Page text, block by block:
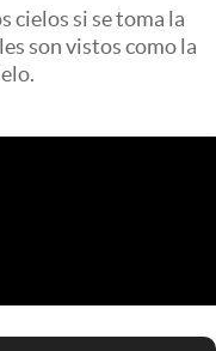
cielos si se toma la
son vistos como la